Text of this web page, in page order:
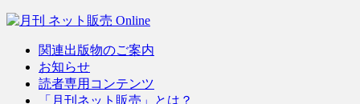
関連出版物のご案内
お知らせ
読者専用コンテンツ
「月刊ネット販売」とは？